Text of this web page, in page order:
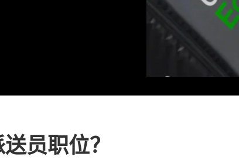
员职位？